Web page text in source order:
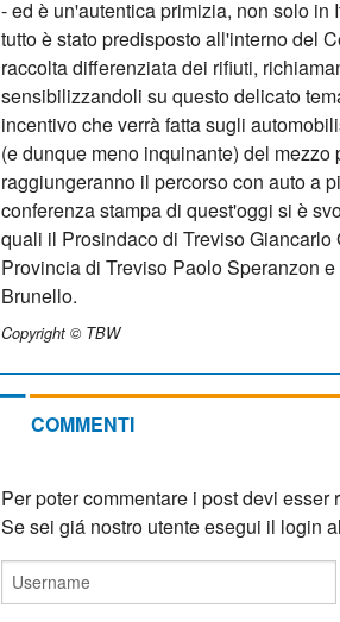
- ed è un'autentica primizia, non solo
tutto è stato predisposto all'interno del
raccolta differenziata dei rifiuti,
sensibilizzandoli su questo delicato
incentivo che verrà fatta sugli
(e dunque meno inquinante) del
raggiungeranno il percorso con auto a
conferenza stampa di quest'oggi si è
quali il Prosindaco di Treviso
Provincia di Treviso Paolo Speranzon
Brunello.
Copyright © TBW
COMMENTI
Per poter commentare i post devi esser
Se sei giá nostro utente esegui il login